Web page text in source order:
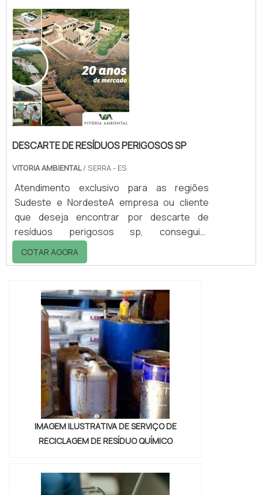
mercado.DETALHES sOBRE DESCARTE DE
RESÍDUOS PERIGOSOS RJQuem precisa de
descarte de resíduos perigosos rj em uma
empresa inovadora, acha o site da Vitória
Ambiental. Dispon...
DESCARTE DE RESÍDUOS PERIGOSOS SP
VITORIA AMBIENTAL/ SERRA - ES
Atendimento exclusivo para as regiões
Sudeste e NordesteA empresa ou cliente
que deseja encontrar por descarte de
resíduos perigosos sp, conseguirá
encontrar no website da Vitória Ambiental.
Solicitando mais informações na vitrine que
a melhor referência em qualidade do
mercado.Quando o interesse é por descarte
de resíduos perigosos sp, com os
profissionais da Vitória Ambiental conseguirá
excel...
COTAR AGORA
IMAGEM ILUSTRATIVA DE SERVIÇO DE
RECICLAGEM DE RESÍDUO QUÍMICO